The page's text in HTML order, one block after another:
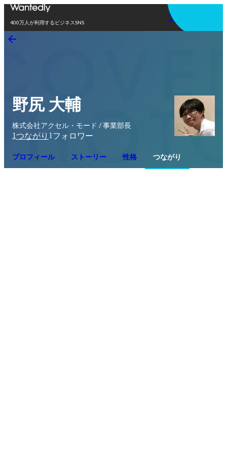
400万人が利用するビジネスSNS
アプリを使う
野尻 大輔
株式会社アクセル・モード / 事業部長
1つながり 1 フォロワー
プロフィール ストーリー 性格 つながり